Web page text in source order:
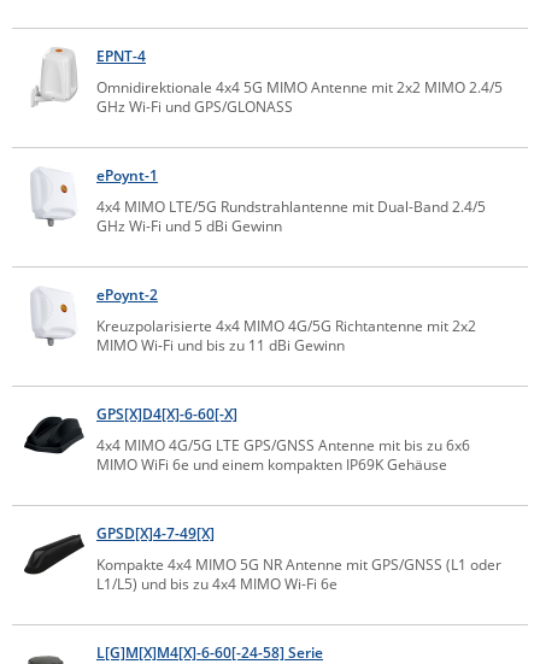
IEC Lock
Ihse
Kerlink
KVM TEC
Legrand
Milesight
Moxa
Panorama Antennas
PatchSee
Poynting
Raritan
EPNT-4
Omnidirektionale 4x4 5G MIMO Antenne mit 2x2 MIMO 2.4/5
GHz Wi-Fi und GPS/GLONASS
ePoynt-1
4x4 MIMO LTE/5G Rundstrahlantenne mit Dual-Band 2.4/5
GHz Wi-Fi und 5 dBi Gewinn
ePoynt-2
Kreuzpolarisierte 4x4 MIMO 4G/5G Richtantenne mit 2x2
MIMO Wi-Fi und bis zu 11 dBi Gewinn
GPS[X]D4[X]-6-60[-X]
4x4 MIMO 4G/5G LTE GPS/GNSS Antenne mit bis zu 6x6
MIMO WiFi 6e und einem kompakten IP69K Gehäuse
GPSD[X]4-7-49[X]
Kompakte 4x4 MIMO 5G NR Antenne mit GPS/GNSS (L1 oder
L1/L5) und bis zu 4x4 MIMO Wi-Fi 6e
L[G]M[X]M4[X]-6-60[-24-58] Serie